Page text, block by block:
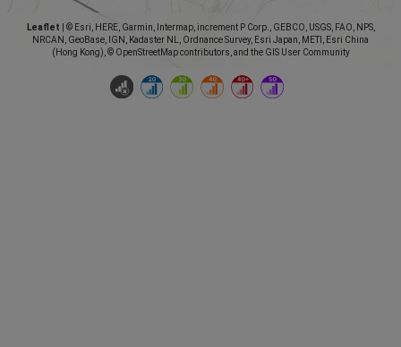
Leaflet
© Esri, HERE, Garmin, Intermap, increment P Corp., GEBCO, USGS, FAO, NPS,
NRCAN, GeoBase, IGN, Kadaster NL, Ordnance Survey, Esri Japan, METI, Esri China
(Hong Kong), © OpenStreetMap contributors, and the GIS User Community